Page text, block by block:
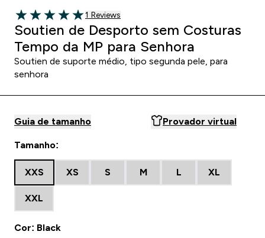
5 out of 5 stars
1 customer reviews
1 Reviews
Soutien de Desporto sem Costuras
Tempo da MP para Senhora
Soutien de suporte médio, tipo segunda pele, para
senhora
Guia de tamanho Provador virtual
Tamanho:
XXS XS S M L XL
XXL
Cor: Black